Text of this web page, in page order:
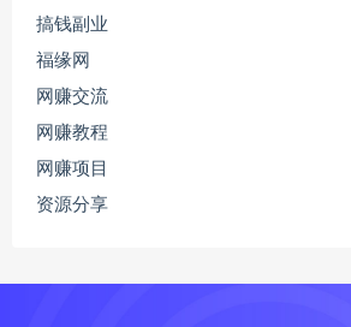
搞钱副业
福缘网
网赚交流
网赚教程
网赚项目
资源分享